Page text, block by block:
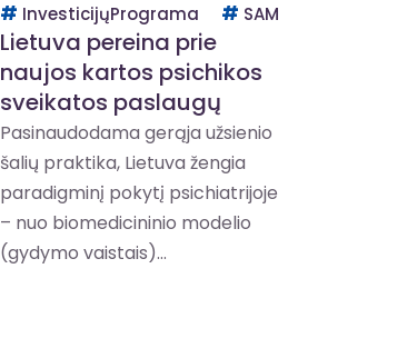
InvesticijųPrograma
SAM
Lietuva pereina prie
naujos kartos psichikos
sveikatos paslaugų
Pasinaudodama gerąja užsienio
šalių praktika, Lietuva žengia
paradigminį pokytį psichiatrijoje
– nuo biomedicininio modelio
(gydymo vaistais)...